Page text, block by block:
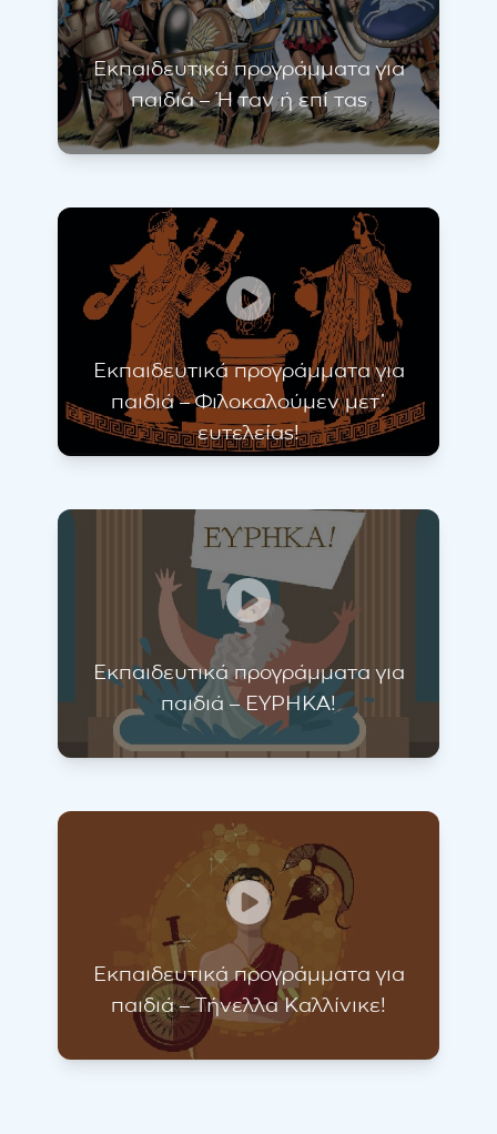
Εκπαιδευτικά προγράμματα για
παιδιά – Ή ταν ή επί τας
Εκπαιδευτικά προγράμματα για
παιδιά – Φιλοκαλούμεν μετ᾽
ευτελείας!
Εκπαιδευτικά προγράμματα για
παιδιά – ΕΥΡΗΚΑ!
Εκπαιδευτικά προγράμματα για
παιδιά – Τήνελλα Καλλίνικε!